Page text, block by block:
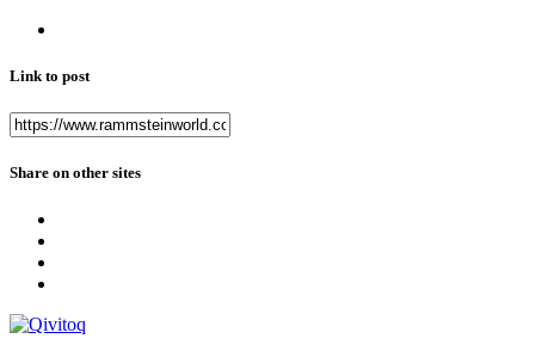
Link to post
Share on other sites